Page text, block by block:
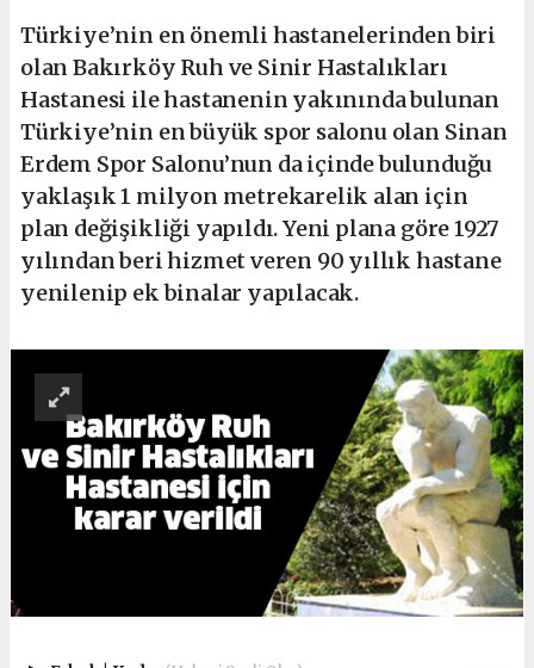
Türkiye’nin en önemli hastanelerinden biri
olan Bakırköy Ruh ve Sinir Hastalıkları
Hastanesi ile hastanenin yakınında bulunan
Türkiye’nin en büyük spor salonu olan Sinan
Erdem Spor Salonu’nun da içinde bulunduğu
yaklaşık 1 milyon metrekarelik alan için
plan değişikliği yapıldı. Yeni plana göre 1927
yılından beri hizmet veren 90 yıllık hastane
yenilenip ek binalar yapılacak.